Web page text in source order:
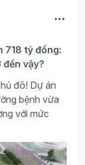
718 tỷ đồng:
vậy?
đô! Dự án
bệnh vừa
với mức